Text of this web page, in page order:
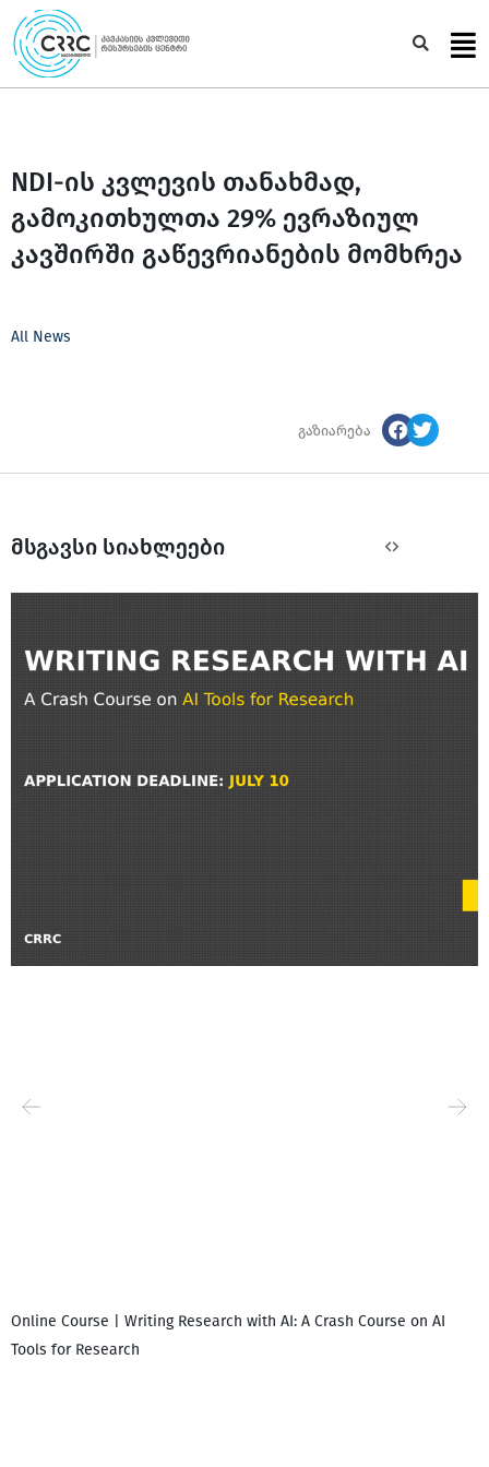
Skip
to
content
NDI-ის კვლევის თანახმად,
გამოკითხულთა 29% ევრაზიულ
კავშირში გაწევრიანების მომხრეა
All News
გაზიარება
მსგავსი სიახლეები
Online Course | Writing Research with AI: A Crash Course on AI
Tools for Research